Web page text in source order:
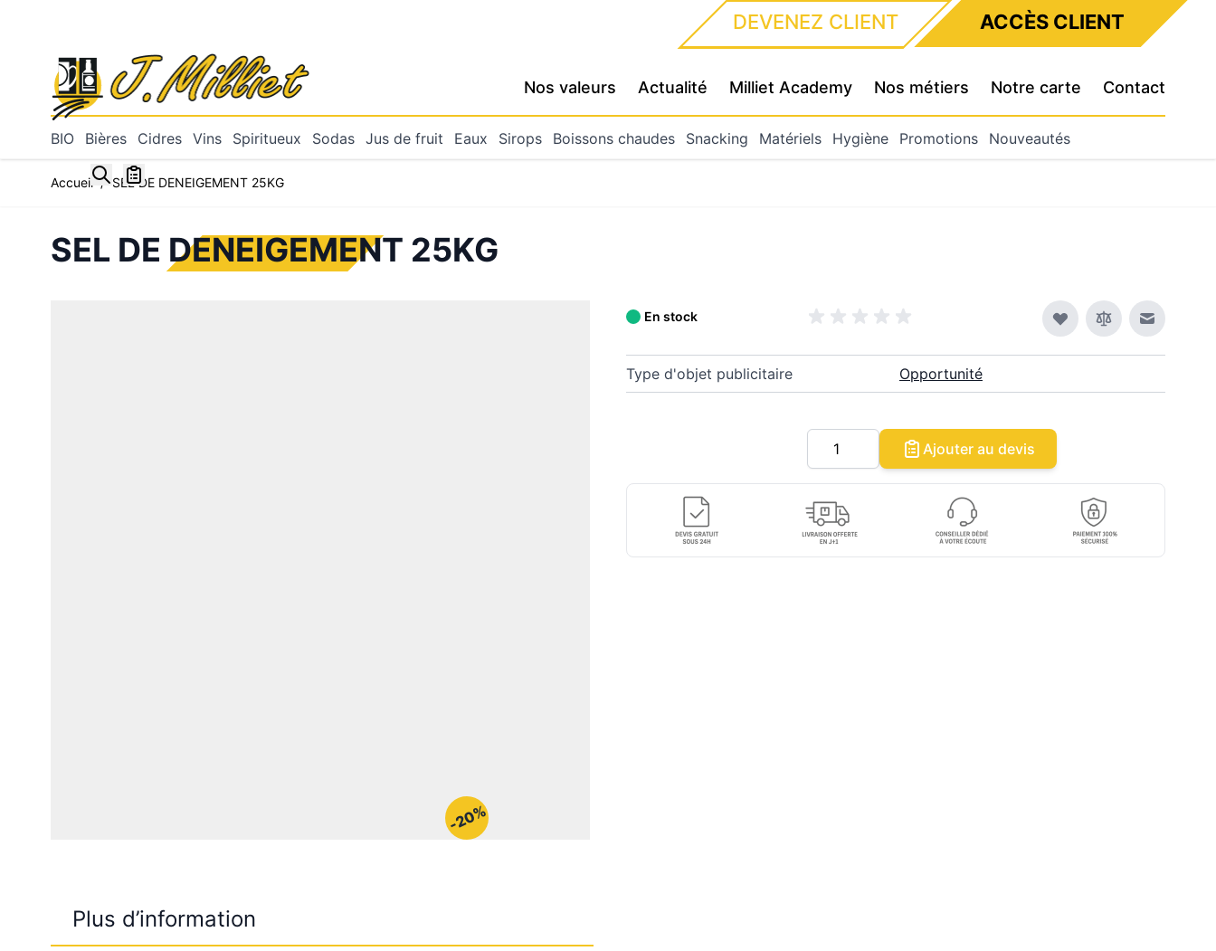
DEVENEZ CLIENT ACCÈS CLIENT
Nos valeurs Actualité Milliet Academy Nos métiers Notre carte Contact
BIO Bières Cidres Vins Spiritueux Sodas Jus de fruit Eaux Sirops Boissons chaudes Snacking Matériels Hygiène Promotions
Nouveautés
Toggle minicart, Mon panier est vide
Accueil / SEL DE DENEIGEMENT 25KG
SEL DE DENEIGEMENT 25KG
-20%
En stock
Envoyer
Type d'objet publicitaire Opportunité
Quantité
Ajouter au devis
Plus d’information